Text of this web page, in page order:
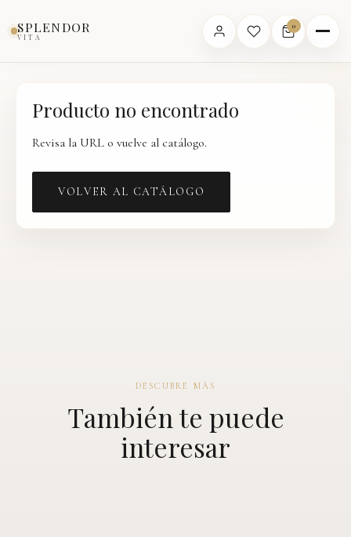
SPLENDOR
VITA
0
Producto no encontrado
Revisa la URL o vuelve al catálogo.
VOLVER AL CATÁLOGO
DESCUBRE MÁS
También te puede
interesar